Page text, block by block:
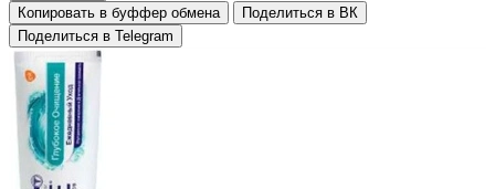
Копировать в буффер обмена
Поделиться в ВК
Поделиться в Telegram